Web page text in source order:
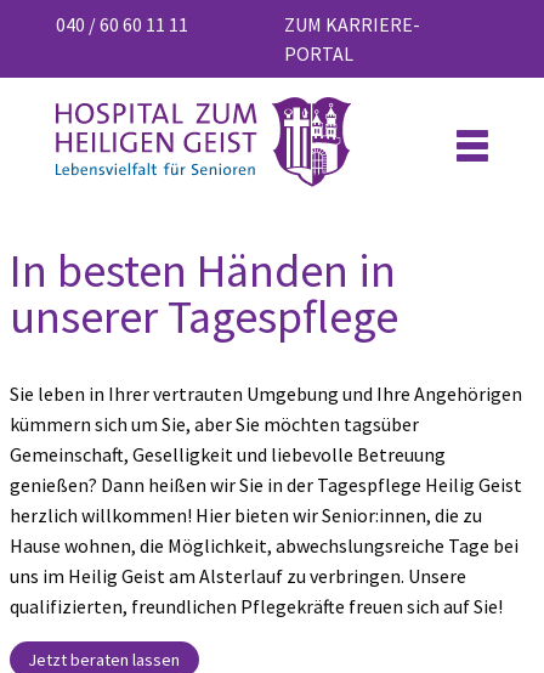
040 / 60 60 11 11
ZUM KARRIERE-
PORTAL
In besten Händen in
unserer Tagespflege
Sie leben in Ihrer vertrauten Umgebung und Ihre Angehörigen
kümmern sich um Sie, aber Sie möchten tagsüber
Gemeinschaft, Geselligkeit und liebevolle Betreuung
genießen? Dann heißen wir Sie in der Tagespflege Heilig Geist
herzlich willkommen! Hier bieten wir Senior:innen, die zu
Hause wohnen, die Möglichkeit, abwechslungsreiche Tage bei
uns im Heilig Geist am Alsterlauf zu verbringen. Unsere
qualifizierten, freundlichen Pflegekräfte freuen sich auf Sie!
Jetzt beraten lassen